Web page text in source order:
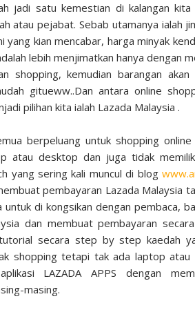
jadi satu kemestian di kalangan
atau pejabat. Sebab utamanya ialah
yang kian mencabar, harga minyak
lebih menjimatkan hanya dengan
shopping, kemudian barangan
gitueww..Dan antara online
pilihan kita ialah Lazada Malaysia .
berpeluang untuk shopping
atau desktop dan juga tidak
yang sering kali muncul di blog
pembayaran Lazada Malaysia
untuk di kongsikan dengan pembaca,
dan membuat pembayaran
secara step by step kaedah
shopping tetapi tak ada laptop
aplikasi LAZADA APPS dengan
masing.